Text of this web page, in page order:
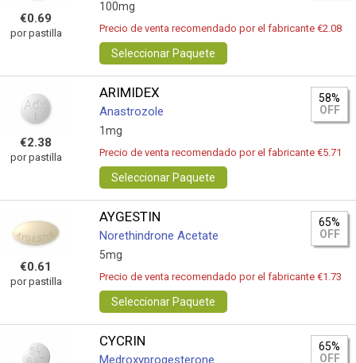
€0.69
por pastilla
100mg
Precio de venta recomendado por el fabricante €2.08
Seleccionar Paquete
€2.38
por pastilla
ARIMIDEX
Anastrozole
1mg
58%
OFF
Precio de venta recomendado por el fabricante €5.71
Seleccionar Paquete
€0.61
por pastilla
AYGESTIN
Norethindrone Acetate
5mg
65%
OFF
Precio de venta recomendado por el fabricante €1.73
Seleccionar Paquete
CYCRIN
Medroxyprogesterone
65%
OFF